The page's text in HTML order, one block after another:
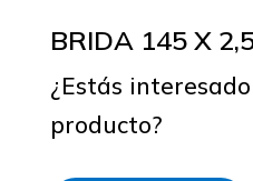
BRIDA 145 X
¿Estás
producto?